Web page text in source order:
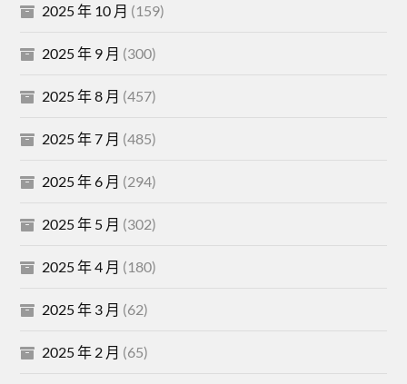
2025 年 10 月 (159)
2025 年 9 月 (300)
2025 年 8 月 (457)
2025 年 7 月 (485)
2025 年 6 月 (294)
2025 年 5 月 (302)
2025 年 4 月 (180)
2025 年 3 月 (62)
2025 年 2 月 (65)